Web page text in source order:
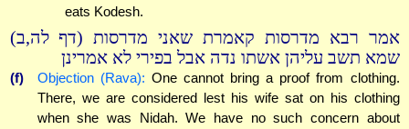
eats Kodesh.
אמר רבא מדרסות קאמרת שאני מדרסות (דף לה,ב)
שמא תשב עליהן אשתו נדה אבל בפירי לא אמרינן
(f) Objection (Rava): One cannot bring a proof from clothing.
There, we are considered lest his wife sat on his clothing
when she was Nidah. We have no such concern about